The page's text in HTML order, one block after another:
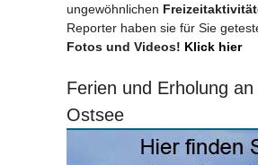
ungewöhnlichen
Reporter haben sie für Sie
Fotos und Videos! Klick hier
Ferien und Erholung
Ostsee